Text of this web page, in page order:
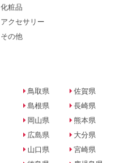
化粧品
アクセサリー
その他
鳥取県
島根県
岡山県
広島県
山口県
佐賀県
長崎県
熊本県
大分県
宮崎県